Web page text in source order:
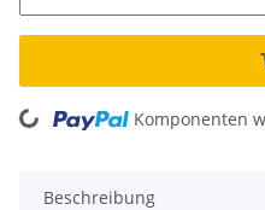
Loading... Komponenten
Beschreibung